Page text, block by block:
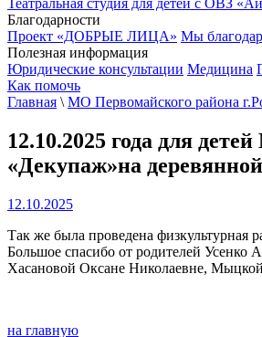
Благодарности
Проект «ДОБРЫЕ ЛИЦА» Мы
Полезная информация
Юридические консультации Медицина
Как помочь
Главная \ МО Первомайского района
12.10.2025 года для
«Декупаж»на
12.10.2025
Так же была проведена физкультурная
Большое спасибо от родителей Усенко
Хасановой Оксане Николаевне,
на главную